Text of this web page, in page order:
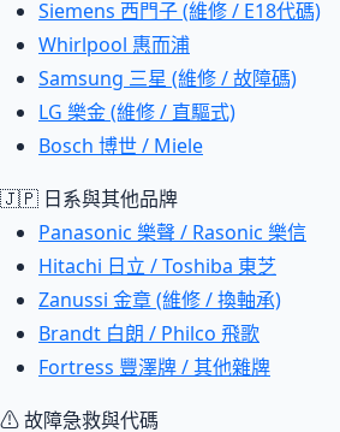
Siemens 西門子 (維修 / E18代碼)
Whirlpool 惠而浦
Samsung 三星 (維修 / 故障碼)
LG 樂金 (維修 / 直驅式)
Bosch 博世 / Miele
🇯🇵 日系與其他品牌
Panasonic 樂聲 / Rasonic 樂信
Hitachi 日立 / Toshiba 東芝
Zanussi 金章 (維修 / 換軸承)
Brandt 白朗 / Philco 飛歌
Fortress 豐澤牌 / 其他雜牌
⚠ 故障急救與代碼